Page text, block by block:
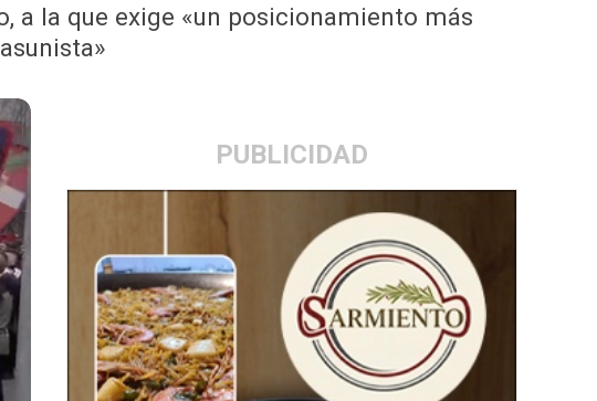
a la que exige «un posicionamiento más
PUBLICIDAD